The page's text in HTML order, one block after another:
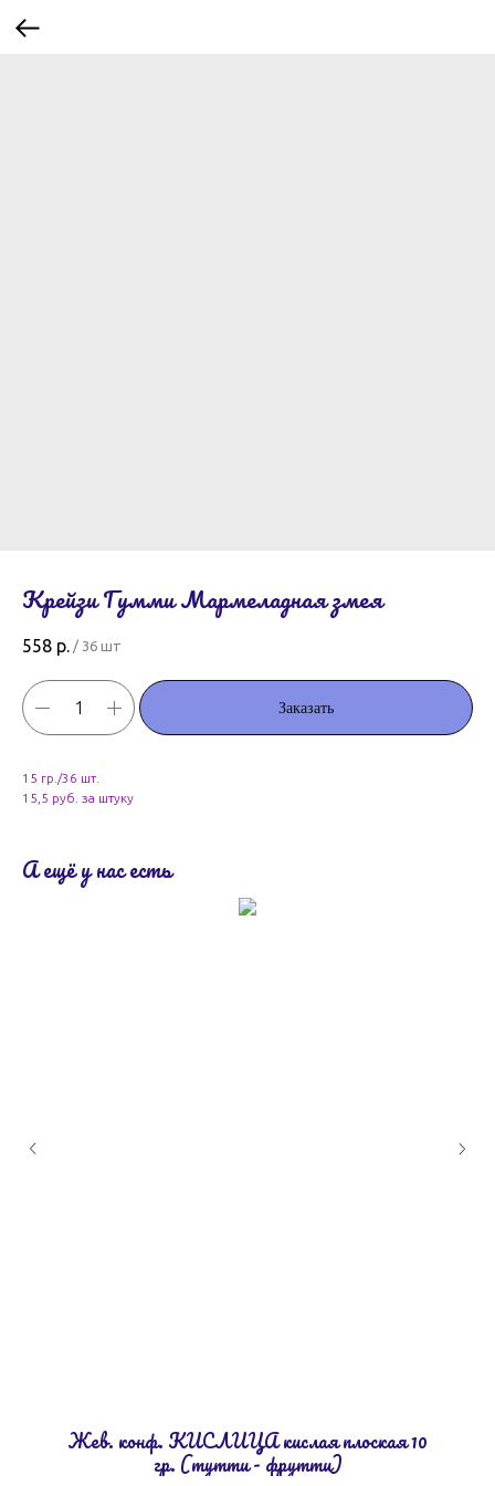
Крейзи Гумми Мармеладная змея
558 р. / 36 шт
Заказать
15 гр./36 шт.
15,5 руб. за штуку
А ещё у нас есть
Жев. конф. КИСЛИЦА киcлая плоская 10
гр. (тутти - фрутти)